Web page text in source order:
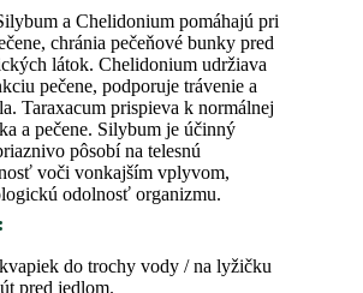
a Chelidonium pomáhajú pri
chránia pečeňové bunky pred
látok. Chelidonium udržiava
pečene, podporuje trávenie a
Taraxacum prispieva k normálnej
a pečene. Silybum je účinný
pôsobí na telesnú
voči vonkajším vplyvom,
odolnosť organizmu.
do trochy vody / na lyžičku
pred jedlom.